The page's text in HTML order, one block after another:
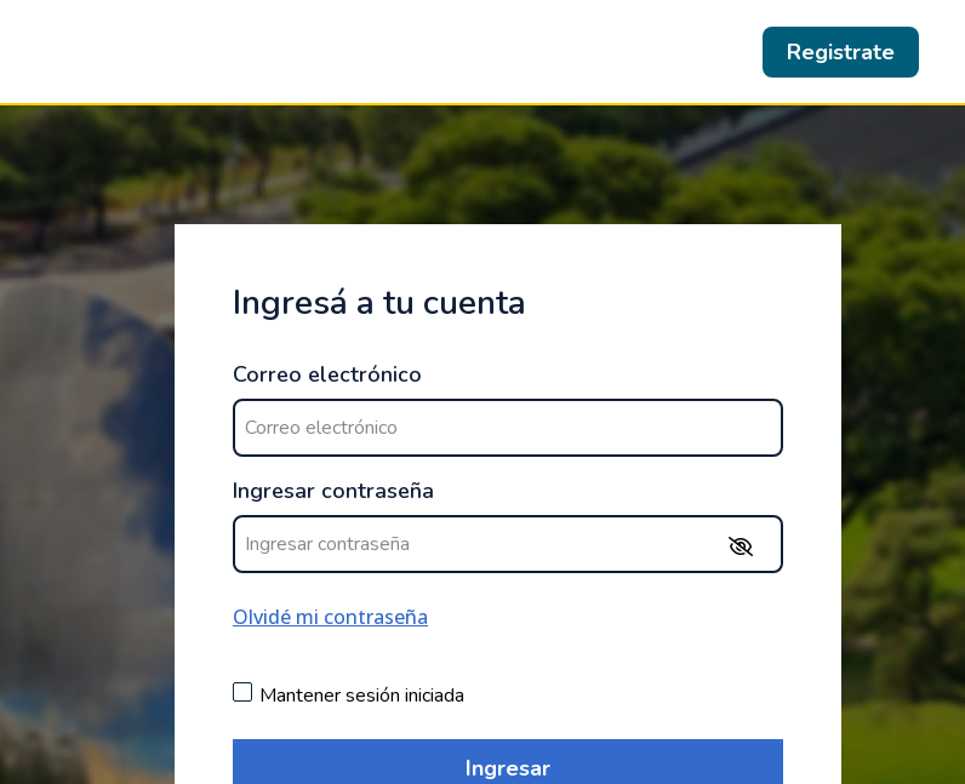
Registrate
Ingresá a tu cuenta
Correo electrónico
Ingresar contraseña
Olvidé mi contraseña
Mantener sesión iniciada
Ingresar